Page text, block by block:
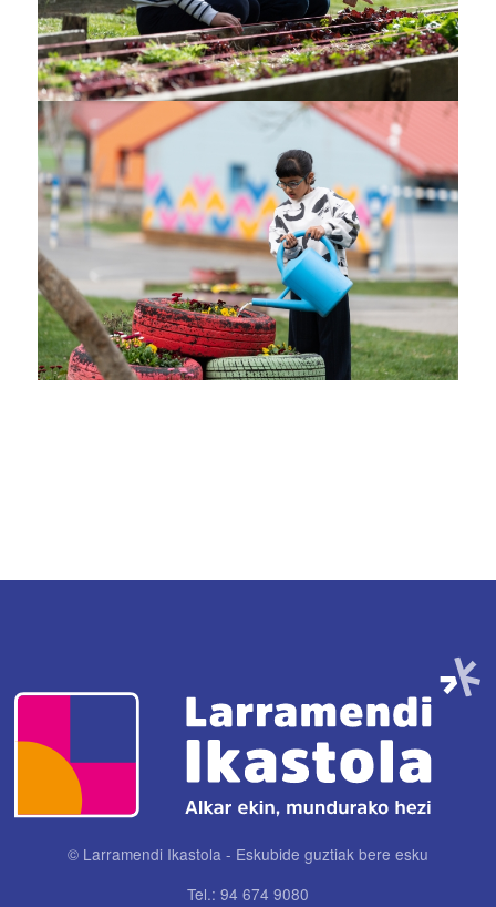
© Larramendi Ikastola - Eskubide guztiak bere esku
Tel.: 94 674 9080